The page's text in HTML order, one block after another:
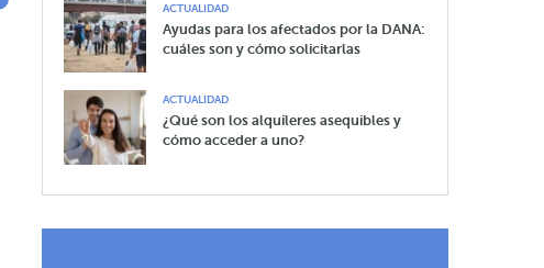
ACTUALIDAD
Ayudas para los afectados por la DANA:
cuáles son y cómo solicitarlas
ACTUALIDAD
¿Qué son los alquileres asequibles y
cómo acceder a uno?